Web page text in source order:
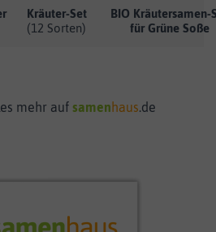
Kräuter-Set
(12 Sorten)
BIO Kräutersamen-
für Grüne Soße
mehr auf samen haus.de